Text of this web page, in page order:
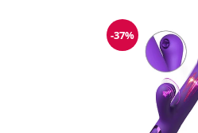
Reduzierung
-37%